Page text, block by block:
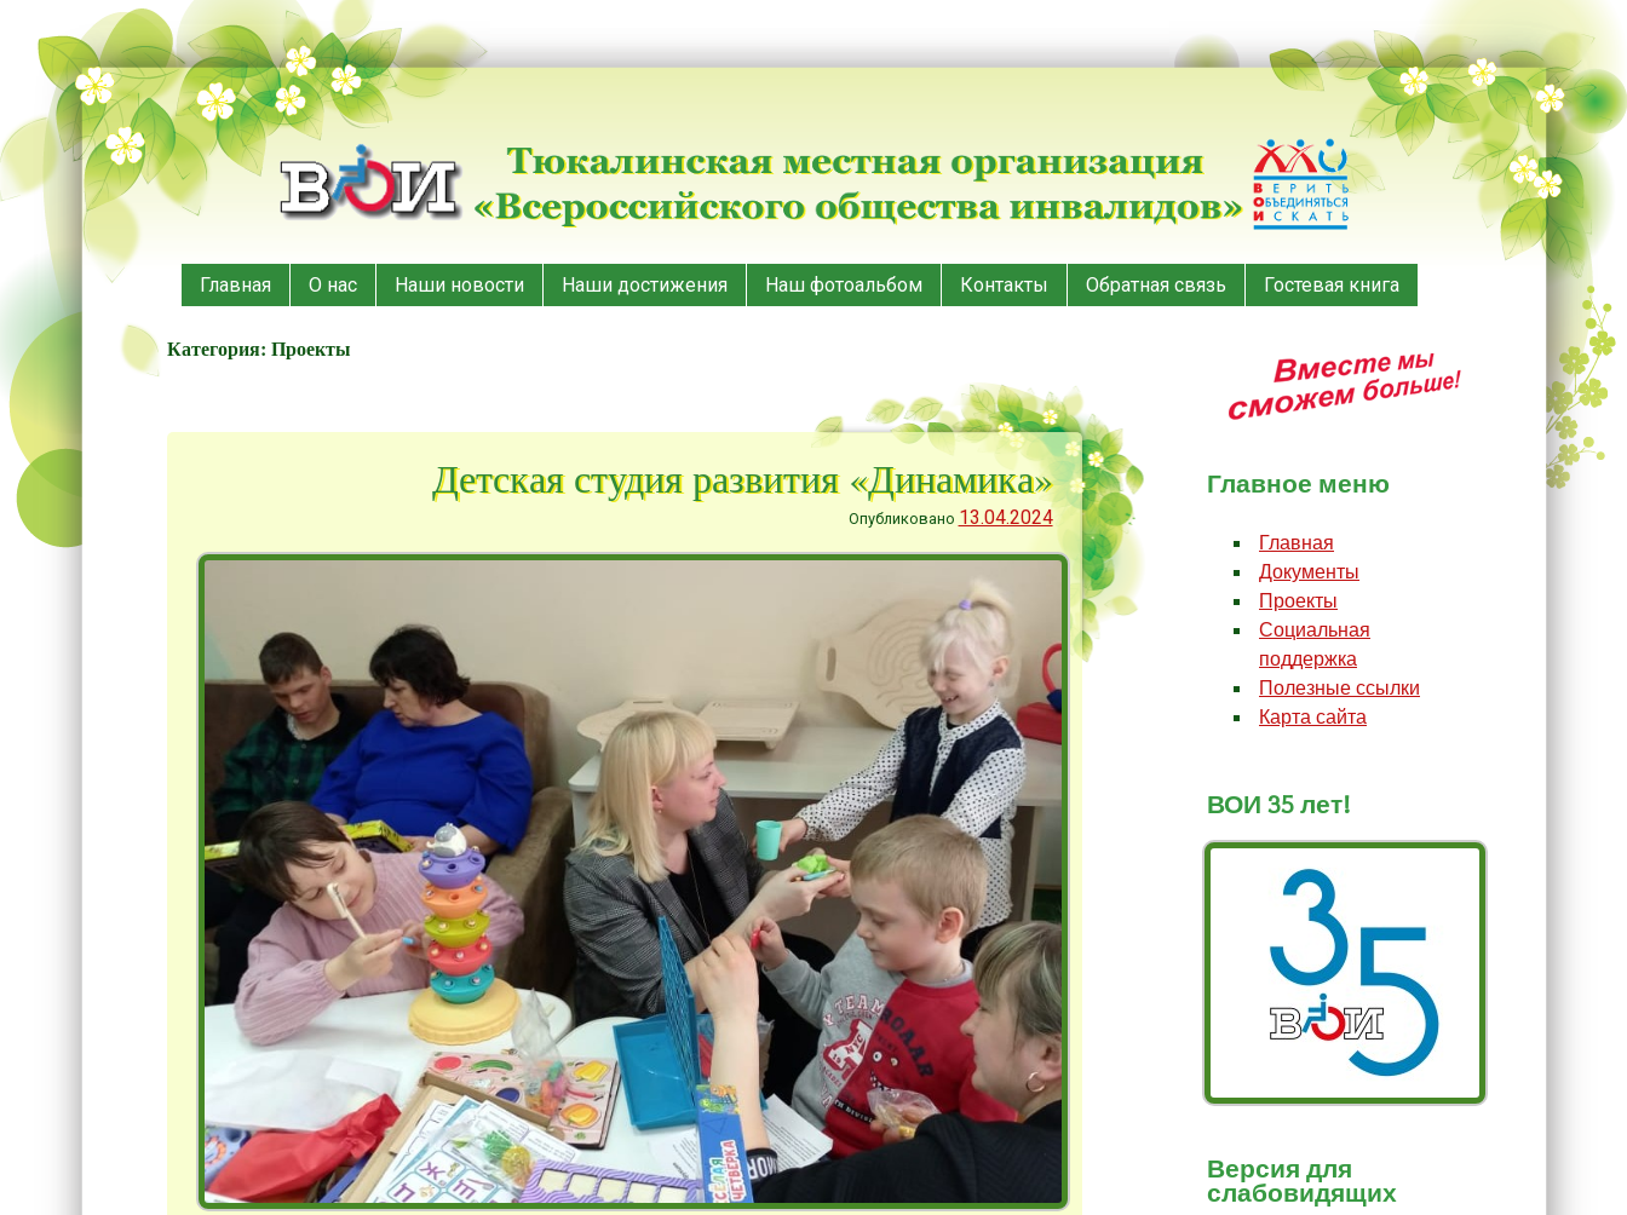
Меню
Наверх
Главная О нас Наши новости Наши достижения Наш фотоальбом Контакты Обратная связь Гостевая книга
Категория: Проекты
Детская студия развития «Динамика»
Опубликовано 13.04.2024
Главное меню
Главная
Документы
Проекты
Социальная
поддержка
Полезные ссылки
Карта сайта
ВОИ 35 лет!
Версия для
слабовидящих